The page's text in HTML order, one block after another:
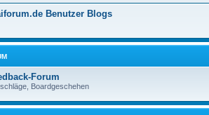
Benutzer Blogs
Forum
Boardgeschehen